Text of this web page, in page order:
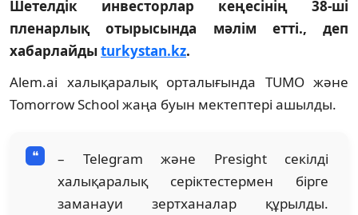
Шетелдік инвесторлар кеңесінің 38-ші
пленарлық отырысында мәлім етті., деп
хабарлайдыturkystan.kz.
Alem.ai халықаралық орталығында TUMO және
Tomorrow School жаңа буын мектептері ашылды.
– Telegram және Presight секілді
халықаралық серіктестермен бірге
заманауи зертханалар құрылды.